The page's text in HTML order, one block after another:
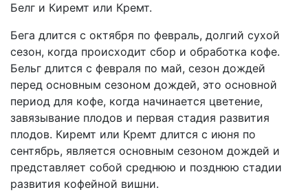
Белг и Киремт или Кремт.
Бега длится с октября по февраль, долгий сухой
сезон, когда происходит сбор и обработка кофе.
Бельг длится с февраля по май, сезон дождей
перед основным сезоном дождей, это основной
период для кофе, когда начинается цветение,
завязывание плодов и первая стадия развития
плодов. Киремт или Кремт длится с июня по
сентябрь, является основным сезоном дождей и
представляет собой среднюю и позднюю стадии
развития кофейной вишни.